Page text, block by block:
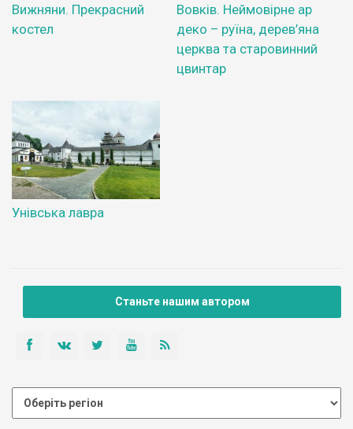
Вижняни. Прекрасний
костел
Вовків. Неймовірне ар
деко – руїна, дерев’яна
церква та старовинний
цвинтар
Унівська лавра
Станьте нашим автором